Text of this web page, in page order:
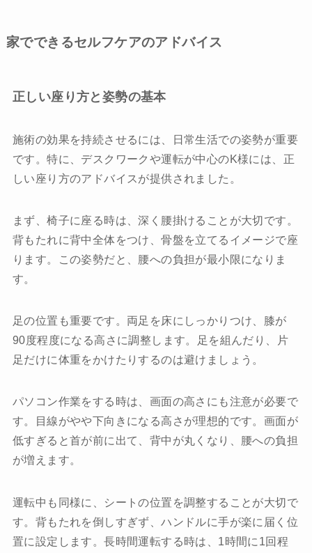
家でできるセルフケアのアドバイス
正しい座り方と姿勢の基本
施術の効果を持続させるには、日常生活での姿勢が重要
です。特に、デスクワークや運転が中心のK様には、正
しい座り方のアドバイスが提供されました。
まず、椅子に座る時は、深く腰掛けることが大切です。
背もたれに背中全体をつけ、骨盤を立てるイメージで座
ります。この姿勢だと、腰への負担が最小限になりま
す。
足の位置も重要です。両足を床にしっかりつけ、膝が
90度程度になる高さに調整します。足を組んだり、片
足だけに体重をかけたりするのは避けましょう。
パソコン作業をする時は、画面の高さにも注意が必要で
す。目線がやや下向きになる高さが理想的です。画面が
低すぎると首が前に出て、背中が丸くなり、腰への負担
が増えます。
運転中も同様に、シートの位置を調整することが大切で
す。背もたれを倒しすぎず、ハンドルに手が楽に届く位
置に設定します。長時間運転する時は、1時間に1回程